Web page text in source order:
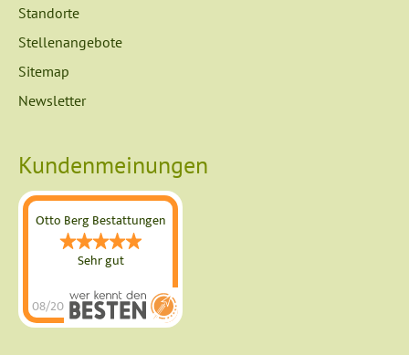
überspringen
Standorte
Stellenangebote
Sitemap
Newsletter
Kundenmeinungen
Otto Berg Bestattungen
Sehr gut
08/2026
Otto Berg